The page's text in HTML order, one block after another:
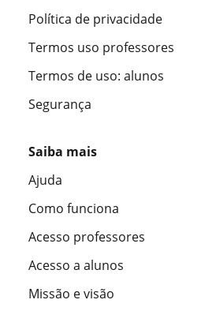
Política de privacidade
Termos uso professores
Termos de uso: alunos
Segurança
Saiba mais
Ajuda
Como funciona
Acesso professores
Acesso a alunos
Missão e visão